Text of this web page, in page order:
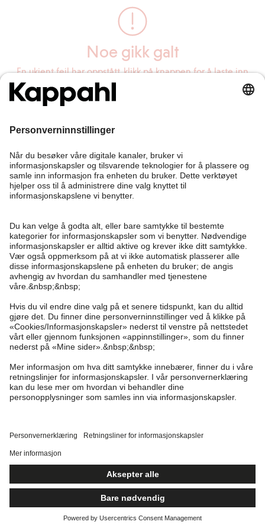
Noe gikk galt
En ukjent feil har oppstått, klikk på knappen for å laste inn
siden på nytt.